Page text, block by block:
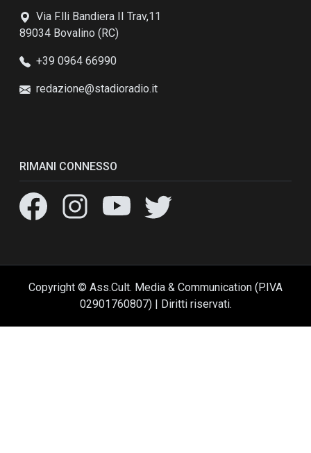
Via F.lli Bandiera II Trav,11
89034 Bovalino (RC)
+39 0964 66990
redazione@stadioradio.it
RIMANI CONNESSO
Copyright © Ass.Cult. Media & Communication (P.IVA
02901760807) | Diritti riservati.